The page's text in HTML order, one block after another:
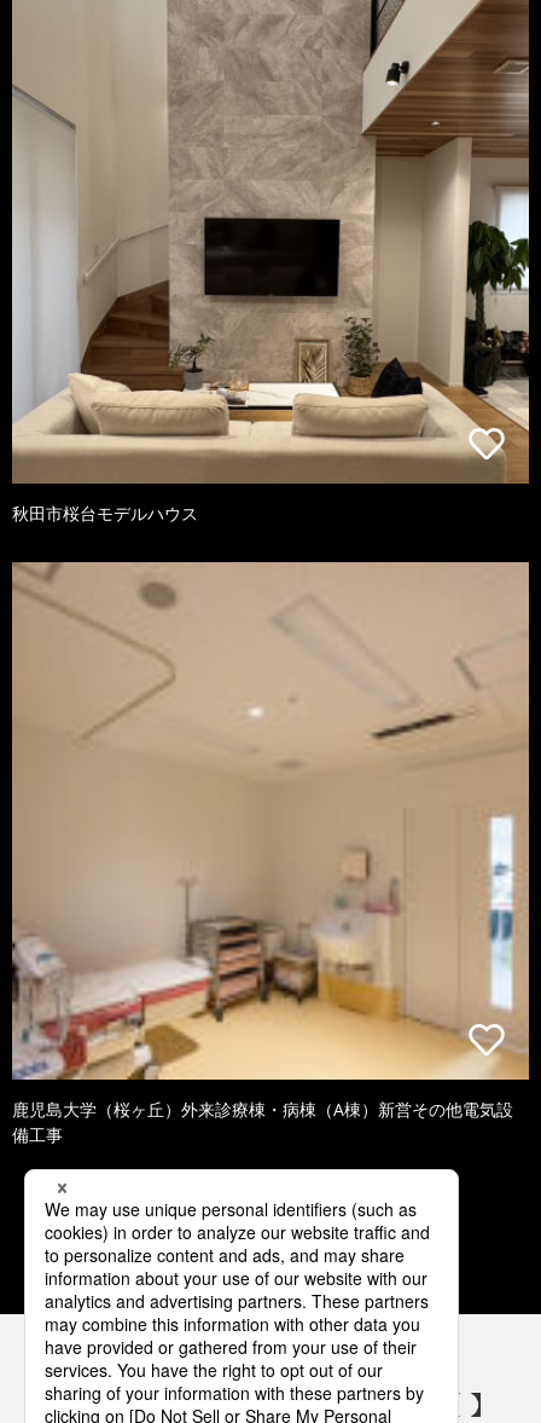
秋田市桜台モデルハウス
鹿児島大学（桜ヶ丘）外来診療棟・病棟（A棟）新営その他電気設
備工事
1 2 3 4 5
パナソニックの電気設備 SNSアカウント